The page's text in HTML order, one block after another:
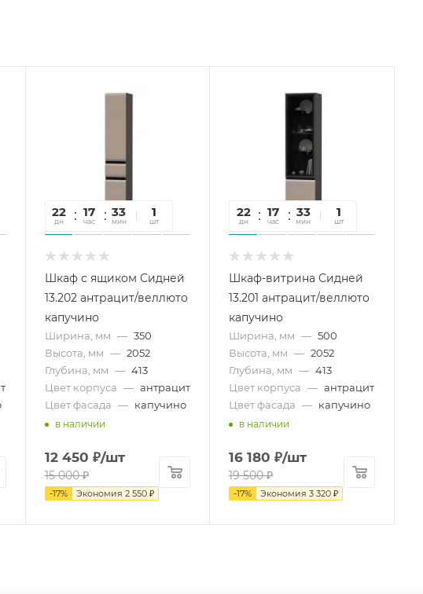
22
дн
17
час
33
мин
18
сек
1
шт
Шкаф с ящиком Сидней
13.202 антрацит/веллюто
капучино
Ширина, мм — 350
Высота, мм — 2052
Глубина, мм — 413
Цвет корпуса — антрацит
Цвет фасада — капучино
в наличии
12 450 ₽/шт
15 000₽
-17% Экономия 2 550₽
22
дн
17
час
33
мин
18
сек
1
шт
Шкаф-витрина Сидней
13.201 антрацит/веллюто
капучино
Ширина, мм — 500
Высота, мм — 2052
Глубина, мм — 413
Цвет корпуса — антрацит
Цвет фасада — капучино
в наличии
16 180 ₽/шт
19 500₽
-17% Экономия 3 320 ₽